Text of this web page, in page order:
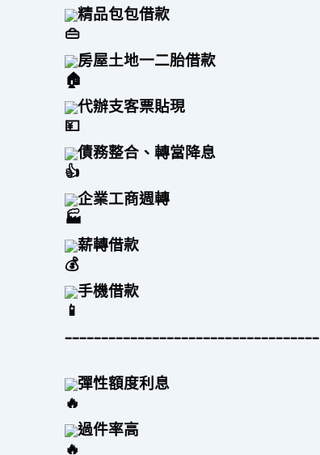
精品包包借款
房屋土地一二胎借款
代辦支客票貼現
債務整合、轉當降息
企業工商週轉
薪轉借款
手機借款
–––––––––––––––––––––––––––––––––––
彈性額度利息
過件率高